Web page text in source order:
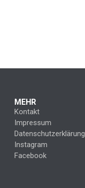
MEHR
Kontakt
Impressum
Datenschutzerklärung
Instagram
Facebook